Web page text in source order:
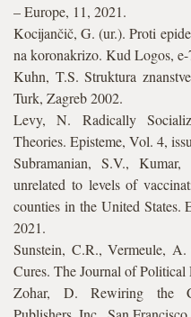
– Europe, 11, 2021.
Kocijančič, G. (ur.). Proti
na koronakrizo. Kud Logos,
Kuhn, T.S. Struktura
Turk, Zagreb 2002.
Levy, N. Radically
Theories. Episteme, Vol. 4,
Subramanian, S.V.,
unrelated to levels of
counties in the United States.
2021.
Sunstein, C.R., Vermeule, A.
Cures. The Journal of
Zohar, D. Rewiring the